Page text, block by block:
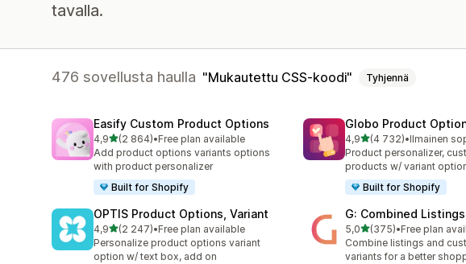
tavalla.
476 sovellusta haulla Mukautettu CSS-koodi Tyhjennä
Easify Custom Product Options
4,9/ 5 tähteä
(2 864)
2864 arvostelua yhteensä
•Free plan available
Add product options variants options
with product personalizer
Built for Shopify
Globo Product
4,9/ 5 tähteä
(4 732)
4732 arvostelua yhteensä
•
Product personalizer,
products w/ variant
Built for Shopify
OPTIS Product Options, Variant
4,9/ 5 tähteä
(2 247)
2247 arvostelua yhteensä
•Free plan available
Personalize product options variant
option w/ text box, add on
G: Combined
5,0/ 5 tähteä
(375)
375 arvostelua yhteensä
•Free plan
Combine listings and
variants for a better